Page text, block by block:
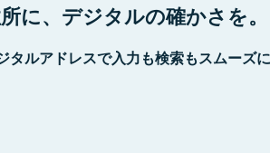
に、デジタルの確かさを。
タルアドレスで入力も検索もスムーズ